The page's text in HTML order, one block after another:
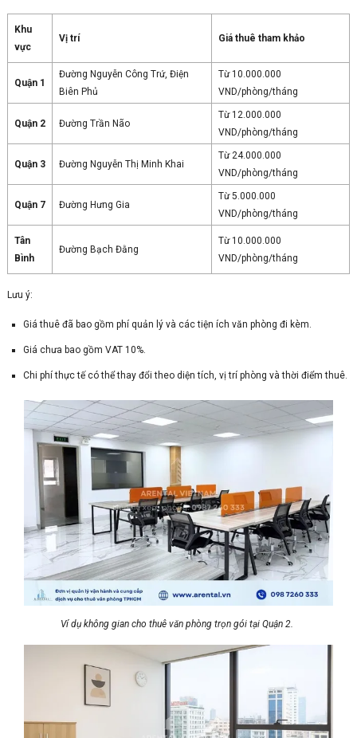
Khu
vực
Vị trí Giá thuê tham khảo
Quận 1
Đường Nguyễn Công Trứ, Điện
Biên Phủ
Từ 10.000.000
VND/phòng/tháng
Quận 2 Đường Trần Não
Từ 12.000.000
VND/phòng/tháng
Quận 3 Đường Nguyễn Thị Minh Khai
Từ 24.000.000
VND/phòng/tháng
Quận 7 Đường Hưng Gia
Từ 5.000.000
VND/phòng/tháng
Tân
Bình
Đường Bạch Đằng
Từ 10.000.000
VND/phòng/tháng
Lưu ý:
Giá thuê đã bao gồm phí quản lý và các tiện ích văn phòng đi kèm.
Giá chưa bao gồm VAT 10%.
Chi phí thực tế có thể thay đổi theo diện tích, vị trí phòng và thời điểm thuê.
Ví dụ không gian cho thuê văn phòng trọn gói tại Quận 2.